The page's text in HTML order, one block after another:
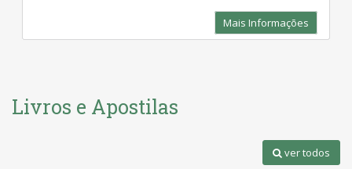
Mais Informações
Livros e Apostilas
ver todos